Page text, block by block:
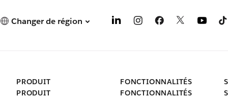
Changer de région
PRODUIT
PRODUIT
FONCTIONNALITÉS
FONCTIONNALITÉS